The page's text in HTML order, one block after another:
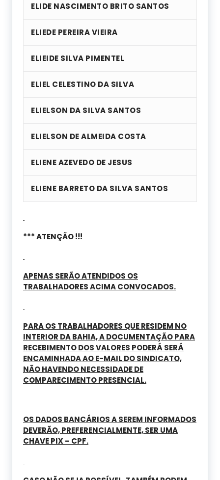
ELIDE NASCIMENTO BRITO SANTOS
ELIEDE PEREIRA VIEIRA
ELIEIDE SILVA PIMENTEL
ELIEL CELESTINO DA SILVA
ELIELSON DA SILVA SANTOS
ELIELSON DE ALMEIDA COSTA
ELIENE AZEVEDO DE JESUS
ELIENE BARRETO DA SILVA SANTOS
*** ATENÇÃO !!!
APENAS SERÃO ATENDIDOS OS
TRABALHADORES ACIMA CONVOCADOS.
PARA OS TRABALHADORES QUE RESIDEM NO
INTERIOR DA BAHIA, A DOCUMENTAÇÃO PARA
RECEBIMENTO DOS VALORES PODERÁ SERÁ
ENCAMINHADA AO E-MAIL DO SINDICATO,
NÃO HAVENDO NECESSIDADE DE
COMPARECIMENTO PRESENCIAL.
OS DADOS BANCÁRIOS A SEREM INFORMADOS
DEVERÃO, PREFERENCIALMENTE, SER UMA
CHAVE PIX – CPF.